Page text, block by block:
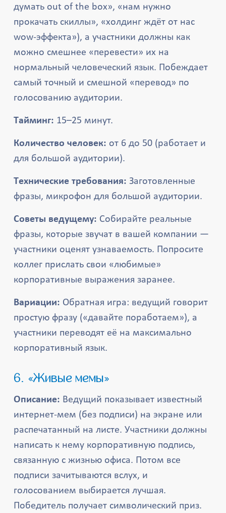
думать out of the box», «нам нужно
прокачать скиллы», «холдинг ждёт от нас
wow-эффекта»), а участники должны как
можно смешнее «перевести» их на
нормальный человеческий язык. Побеждает
самый точный и смешной «перевод» по
голосованию аудитории.
Тайминг: 15–25 минут.
Количество человек: от 6 до 50 (работает и
для большой аудитории).
Технические требования: Заготовленные
фразы, микрофон для большой аудитории.
Советы ведущему: Собирайте реальные
фразы, которые звучат в вашей компании —
участники оценят узнаваемость. Попросите
коллег прислать свои «любимые»
корпоративные выражения заранее.
Вариации: Обратная игра: ведущий говорит
простую фразу («давайте поработаем»), а
участники переводят её на максимально
корпоративный язык.
6. «Живые мемы»
Описание: Ведущий показывает известный
интернет-мем (без подписи) на экране или
распечатанный на листе. Участники должны
написать к нему корпоративную подпись,
связанную с жизнью офиса. Потом все
подписи зачитываются вслух, и
голосованием выбирается лучшая.
Победитель получает символический приз.